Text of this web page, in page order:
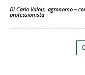
Di Carlo Valois, agronomo –
professionista -